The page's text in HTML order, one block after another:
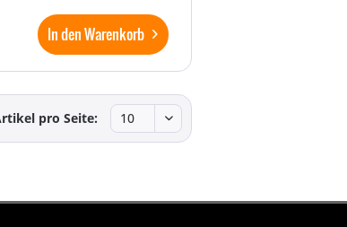
In den Warenkorb
pro Seite: